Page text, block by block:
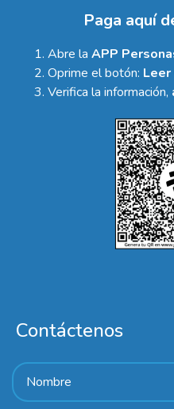
Paga aquí
Abre la APP
Oprime el botón: Leer
Verifica la información,
Contáctenos